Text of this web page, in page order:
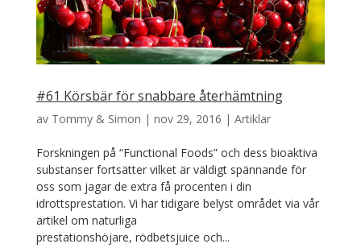
#61 Körsbär för snabbare återhämtning
av Tommy & Simon | nov 29, 2016 | Artiklar
Forskningen på “Functional Foods” och dess bioaktiva
substanser fortsätter vilket är väldigt spännande för
oss som jagar de extra få procenten i din
idrottsprestation. Vi har tidigare belyst området via vår
artikel om naturliga
prestationshöjare, rödbetsjuice och...